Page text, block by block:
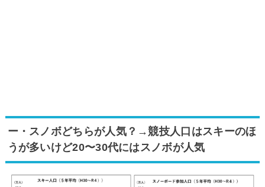
ー・スノボどちらが人気？→競技人口はスキーのほ
うが多いけど20〜30代にはスノボが人気